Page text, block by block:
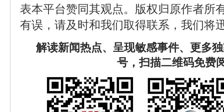
表本平台赞同其观点。版权归原作者所
有误，请及时和我们取得联系，我们将
解读新闻热点、呈现敏感事件、更多
号，扫描二维码免费